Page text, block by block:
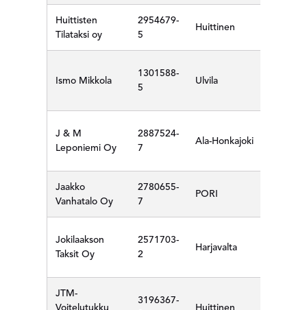
Huittisten
Tilataksi oy
2954679-
5
Huittinen
Ismo Mikkola
1301588-
5
Ulvila
J & M
Leponiemi Oy
2887524-
7
Ala-Honkajoki
Jaakko
Vanhatalo Oy
2780655-
7
PORI
Jokilaakson
Taksit Oy
2571703-
2
Harjavalta
JTM-
Voitelutukku
3196367-
Huittinen